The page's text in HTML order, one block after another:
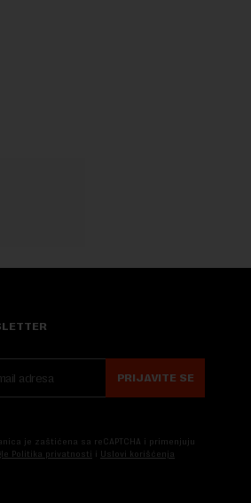
PRIJAVITE SE
je zaštićena sa reCAPTCHA i primenjuju
Politika privatnosti i Uslovi korišćenja